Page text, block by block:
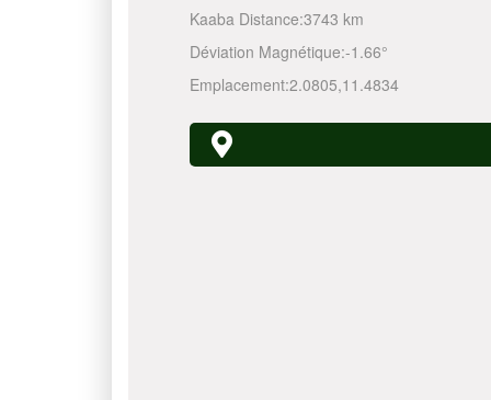
Kaaba Distance:3743 km
Déviation Magnétique:-1.66°
Emplacement:2.0805,11.4834